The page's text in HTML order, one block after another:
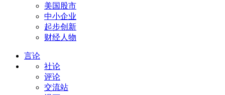
美国股市
中小企业
起步创新
财经人物
言论
社论
评论
交流站